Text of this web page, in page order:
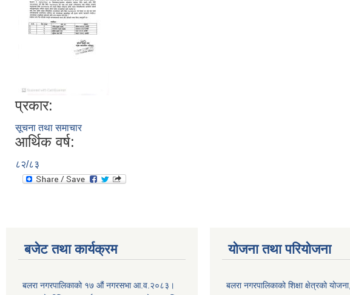
प्रकार:
सूचना तथा समाचार
आर्थिक वर्ष:
८२/८३
बजेट तथा कार्यक्रम
बलरा नगरपालिकाको १७ औं नगरसभा आ.व.२०८३।
योजना तथा परियोजना
बलरा नगरपालिकाको शिक्षा क्षेत्रको योजना,